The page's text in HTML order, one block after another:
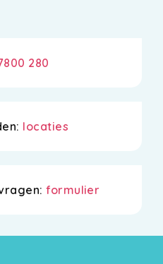
280
locaties
formulier